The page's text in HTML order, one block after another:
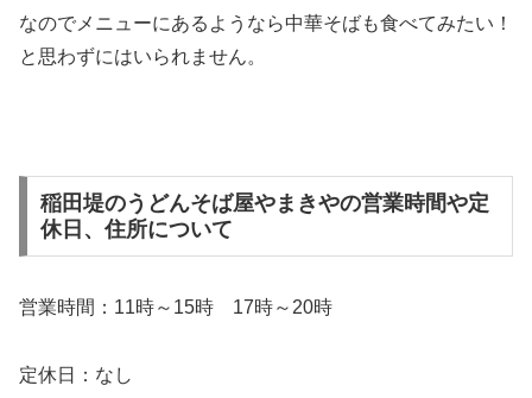
なのでメニューにあるようなら中華そばも食べてみたい！
と思わずにはいられません。
稲田堤のうどんそば屋やまきやの営業時間や定
休日、住所について
営業時間：11時～15時 17時～20時
定休日：なし